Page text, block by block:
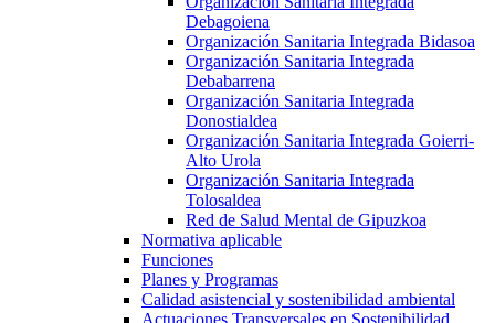
Debagoiena
Organización Sanitaria Integrada Bidasoa
Organización Sanitaria Integrada
Debabarrena
Organización Sanitaria Integrada
Donostialdea
Organización Sanitaria Integrada Goierri-
Alto Urola
Organización Sanitaria Integrada
Tolosaldea
Red de Salud Mental de Gipuzkoa
Normativa aplicable
Funciones
Planes y Programas
Calidad asistencial y sostenibilidad ambiental